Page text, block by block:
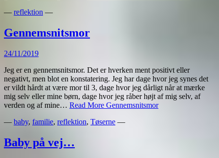
— reflektion —
Gennemsnitsmor
24/11/2019
Jeg er en gennemsnitsmor. Det er hverken ment positivt eller
negativt, men blot en konstatering. Jeg har dage hvor jeg synes det
er vildt hårdt at være mor til 3, dage hvor jeg dårligt når at mærke
mig selv eller mine børn, dage hvor jeg råber højt af mig selv, af
verden og af mine… Read More Gennemsnitsmor
— baby, familie, reflektion, Tøserne —
Baby på vej…